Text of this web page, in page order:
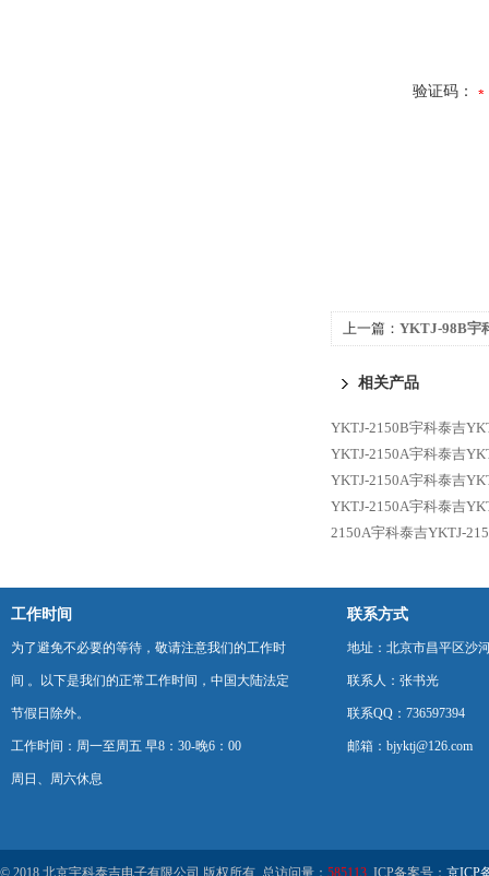
验证码：
上一篇： YKTJ-98B宇
相关产品
YKTJ-2150B宇科泰吉
YKTJ-2150A宇科泰吉
YKTJ-2150A宇科泰吉
YKTJ-2150A宇科泰吉
2150A宇科泰吉YKTJ-
工作时间
为了避免不必要的等待，敬请注意我们的工作时
间 。以下是我们的正常工作时间，中国大陆法定
节假日除外。
工作时间：周一至周五 早8：30-晚6：00
周日、周六休息
联系方式
地址：北京市昌平区沙
联系人：张书光
联系QQ：736597394
邮箱：bjyktj@126.com
© 2018 北京宇科泰吉电子有限公司 版权所有 总访问量： 585113 ICP备案号： 京ICP